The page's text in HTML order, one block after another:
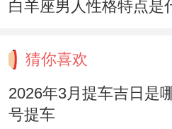
猜你喜欢
2026年3月提车吉日是
号提车